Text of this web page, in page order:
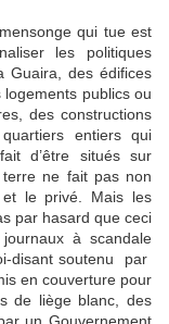
qui tue est
les politiques
Guaira, des édifices
publics ou
des constructions
entiers qui
d’être situés sur
terre ne fait pas non
le privé. Mais les
par hasard que ceci
à scandale
disant soutenu par
en couverture pour
de liège blanc, des